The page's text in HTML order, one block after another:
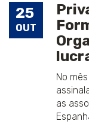
25
OUT
No
as